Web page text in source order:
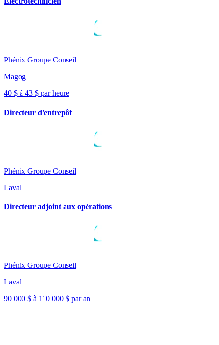
Phénix Groupe Conseil
Magog
40 $ à 43 $ par heure
Directeur d'entrepôt
Phénix Groupe Conseil
Laval
Directeur adjoint aux opérations
Phénix Groupe Conseil
Laval
90 000 $ à 110 000 $ par an